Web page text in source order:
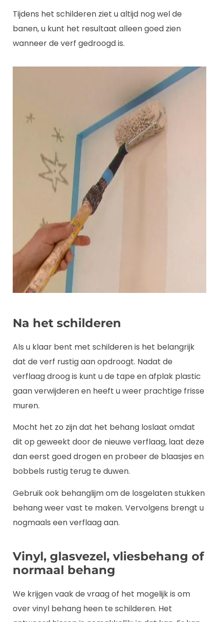
Tijdens het schilderen ziet u altijd nog wel de
banen, u kunt het resultaat alleen goed zien
wanneer de verf gedroogd is.
Na het schilderen
Als u klaar bent met schilderen is het belangrijk
dat de verf rustig aan opdroogt. Nadat de
verflaag droog is kunt u de tape en afplak plastic
gaan verwijderen en heeft u weer prachtige frisse
muren.
Mocht het zo zijn dat het behang loslaat omdat
dit op geweekt door de nieuwe verflaag, laat deze
dan eerst goed drogen en probeer de blaasjes en
bobbels rustig terug te duwen.
Gebruik ook behanglijm om de losgelaten stukken
behang weer vast te maken. Vervolgens brengt u
nogmaals een verflaag aan.
Vinyl, glasvezel, vliesbehang of
normaal behang
We krijgen vaak de vraag of het mogelijk is om
over vinyl behang heen te schilderen. Het